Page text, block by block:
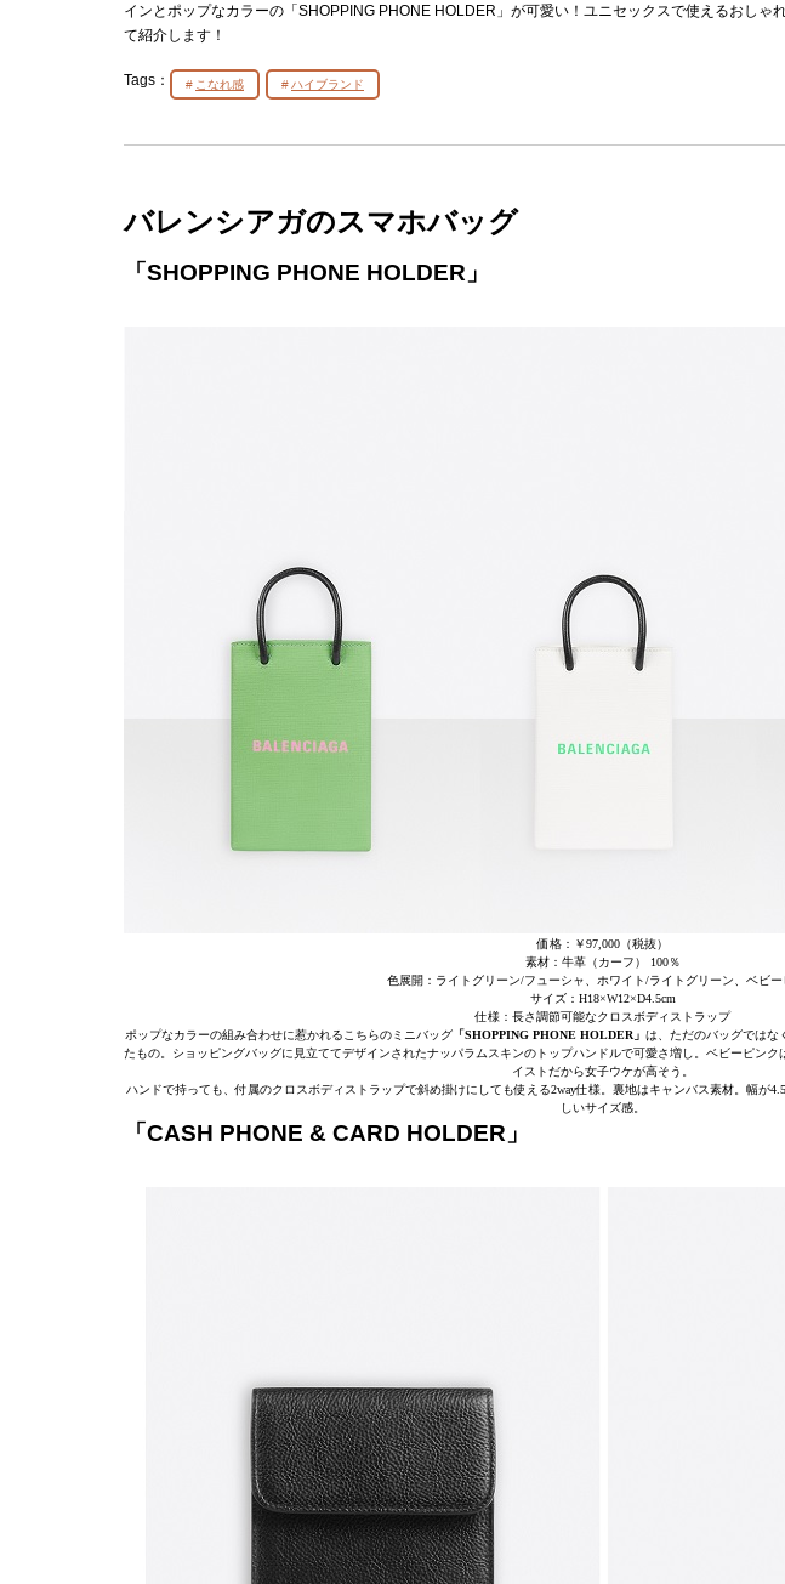
インとポップなカラーの「SHOPPING PHONE HOLDER」が可愛い！ユニセックスで使えるおしゃ
て紹介します！
Tags： こなれ感 ハイブランド
バレンシアガのスマホバッグ
「SHOPPING PHONE HOLDER」
価格：￥97,000（税抜）
素材：牛革（カーフ） 100％
色展開：ライトグリーン/フューシャ、ホワイト/ライトグリーン、ベビー
サイズ：H18×W12×D4.5cm
仕様：長さ調節可能なクロスボディストラップ
ポップなカラーの組み合わせに惹かれるこちらのミニバッグ「SHOPPING PHONE HOLDER」 は、ただのバッグではな
たもの。ショッピングバッグに見立ててデザインされたナッパラムスキンのトップハンドルで可愛さ増し。ベビーピンク
イストだから女子ウケが高そう。
ハンドで持っても、付属のクロスボディストラップで斜め掛けにしても使える2way仕様。裏地はキャンバス素材。幅が
しいサイズ感。
「CASH PHONE & CARD HOLDER」